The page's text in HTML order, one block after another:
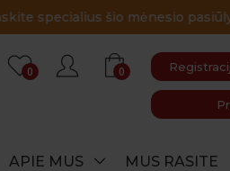
0 0
APIE MUS MUS RASITE